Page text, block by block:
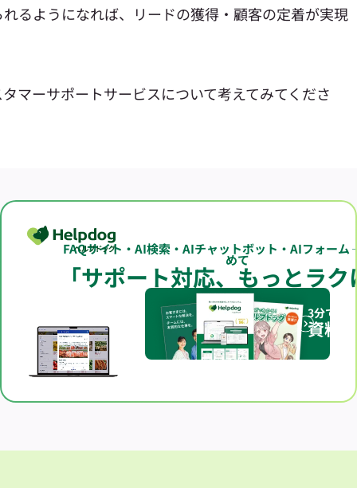
るようになれば、リードの獲得・顧客の定着が実現
マーサポートサービスについて考えてみてくださ
FAQサイト・AI検索・AIチャットボット・AIフォー
めて
「サポート対応、もっとラ
3分でわ
資料